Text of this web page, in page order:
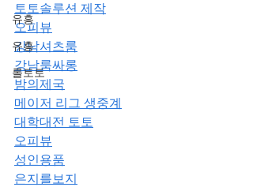
유흥
유흥
롤토토
토토솔루션 제작
오피뷰
강남셔츠룸
강남룸싸롱
밤의제국
메이저 리그 생중계
대학대전 토토
오피뷰
성인용품
은지를보지